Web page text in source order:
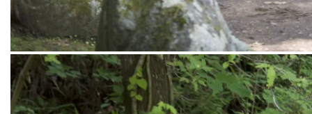
Een enorme rij Jizo beelden met rode mutsjes en slabbetjes bij